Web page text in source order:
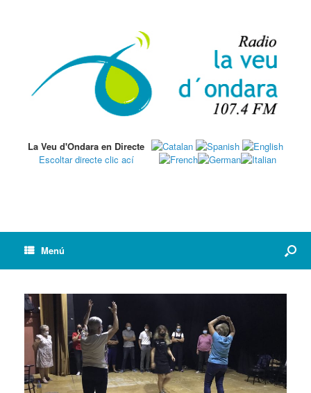
La Veu d'Ondara en Directe
Escoltar directe clic ací
Menú